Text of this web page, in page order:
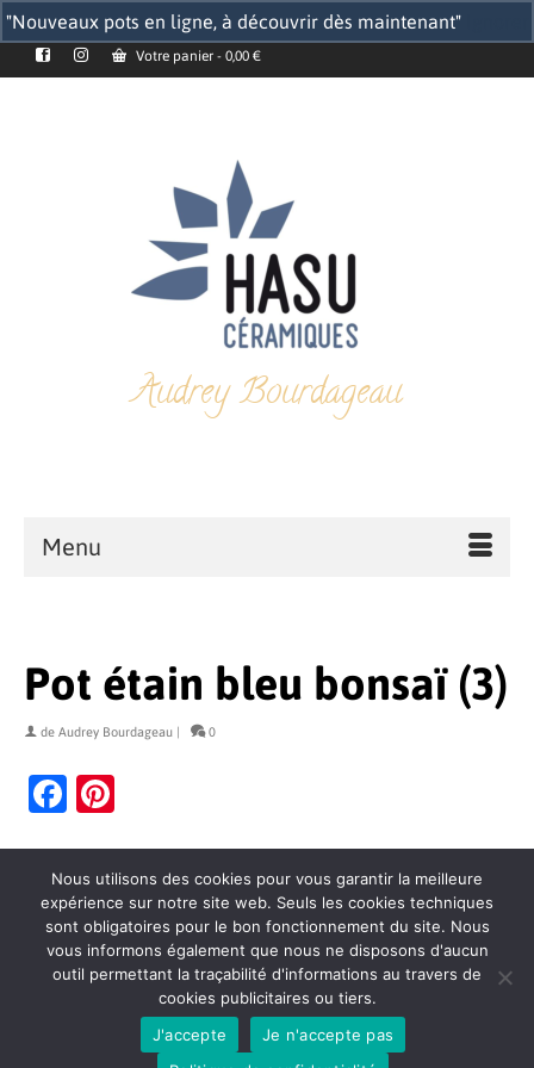
"Nouveaux pots en ligne, à découvrir dès maintenant"
Votre panier - 0,00 €
Audrey Bourdageau
Menu
Pot étain bleu bonsaï (3)
de Audrey Bourdageau | 0
Facebook
Politique de confidentialité Mentions légales
Conditions générales de vente Plan du site
Nous utilisons des cookies pour vous garantir la meilleure
expérience sur notre site web. Seuls les cookies techniques
sont obligatoires pour le bon fonctionnement du site. Nous
vous informons également que nous ne disposons d'aucun
outil permettant la traçabilité d'informations au travers de
cookies publicitaires ou tiers.
J'accepte
Je n'accepte pas